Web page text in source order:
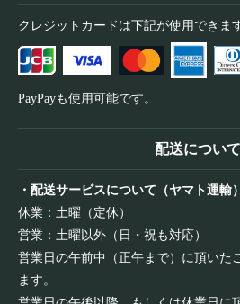
クレジットカードは下記が使用できま
PayPayも使用可能です。
配送について
・配送サービスについて（ヤマト運輸）
休業：土曜（定休）
営業：土曜以外（日・祝も対応）
営業日の午前中（正午まで）に頂いた
ます。